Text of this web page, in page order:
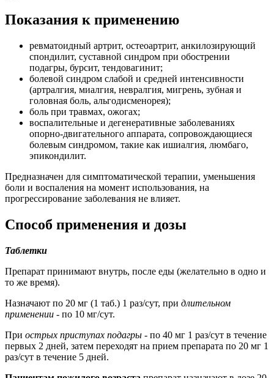
Показания к применению
ревматоидный артрит, остеоартрит, анкилозирующий
спондилит, суставной синдром при обострении
подагры, бурсит, тендовагинит;
болевой синдром слабой и средней интенсивности
(артралгия, миалгия, невралгия, мигрень, зубная и
головная боль, альгодисменорея);
боль при травмах, ожогах;
воспалительные и дегенеративные заболеваниях
опорно-двигательного аппарата, сопровождающиеся
болевым синдромом, такие как ишиалгия, люмбаго,
эпикондилит.
Предназначен для симптоматической терапии, уменьшения
боли и воспаления на момент использования, на
прогрессирование заболевания не влияет.
Способ применения и дозы
Таблетки
Препарат принимают внутрь, после еды (желательно в одно и
то же время).
Назначают по 20 мг (1 таб.) 1 раз/сут, при длительном
применении - по 10 мг/сут.
При острых приступах подагры - по 40 мг 1 раз/сут в течение
первых 2 дней, затем переходят на прием препарата по 20 мг 1
раз/сут в течение 5 дней.